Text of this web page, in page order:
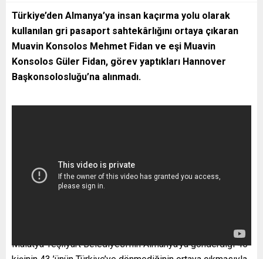
Türkiye’den Almanya’ya insan kaçırma yolu olarak
kullanılan gri pasaport sahtekârlığını ortaya çıkaran
Muavin Konsolos Mehmet Fidan ve eşi Muavin
Konsolos Güler Fidan, görev yaptıkları Hannover
Başkonsolosluğu’na alınmadı.
Malatya Yeşilyurt Belediyesi’nin Almanya’ya gönderdiği 45